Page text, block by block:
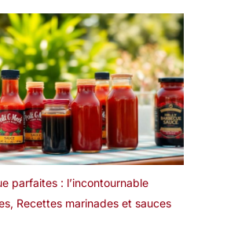
parfaites : l’incontournable
, Recettes marinades et sauces